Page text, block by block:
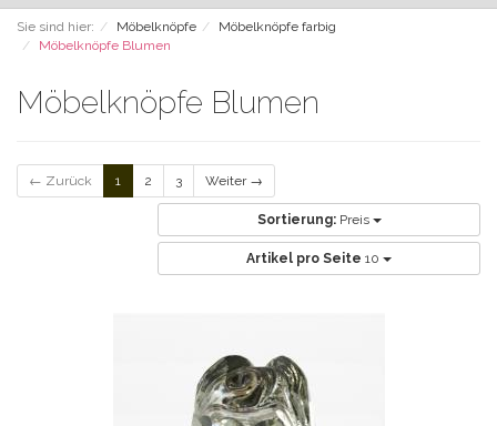
Sie sind hier: Möbelknöpfe
Möbelknöpfe farbig
Möbelknöpfe Blumen
Möbelknöpfe Blumen
← Zurück 1 2 3 Weiter →
Sortierung: Preis
Artikel pro Seite 10